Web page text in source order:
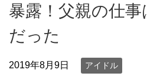
暴露！父親の仕
だった
2019年8月9日 アイドル